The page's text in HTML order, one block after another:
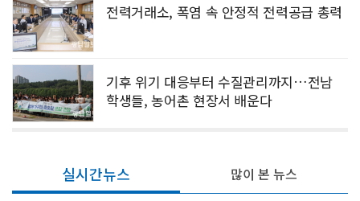
전력거래소, 폭염 속 안정적 전력공급 총력
기후 위기 대응부터 수질관리까지…전남
학생들, 농어촌 현장서 배운다
실시간뉴스 많이 본 뉴스